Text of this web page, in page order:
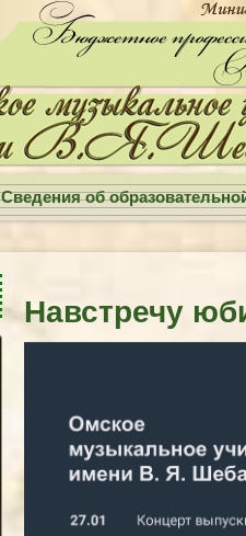
Сведения об
Навстречу